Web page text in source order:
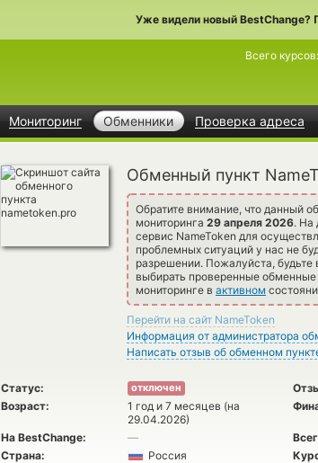
Уже видели новый BestChange?
Мониторинг Обменники Проверка адреса
Всего курсов:
Обменный пункт
Обратите внимание, что данный
мониторинга 29 апреля 2026. На
сервис NameToken для
проблемных ситуаций у нас не
разрешении. Пожалуйста,
выбирать проверенные обменные
мониторинге в активном
Перейти на сайт NameToken
Информация от администратора
Написать отзыв об обменном
Статус: отключен
Возраст:
1 год и 7 месяцев (на
29.04.2026)
На BestChange: —
Страна:
Россия